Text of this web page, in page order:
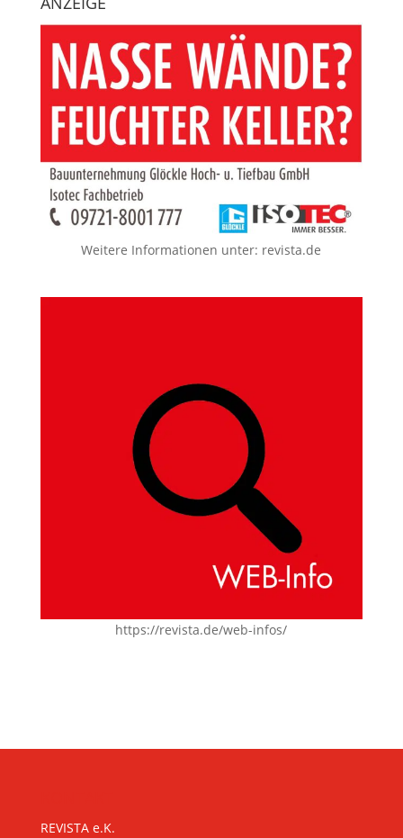
Weitere Informationen unter: revista.de
https://revista.de/web-infos/
REVISTA e.K.